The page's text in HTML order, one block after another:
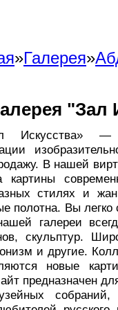
»Галерея»
"Зал
Искусства» —
В нашей
картины
стилях и
полотна. Вы
галереи
скульптур.
и другие.
новые
предназначен